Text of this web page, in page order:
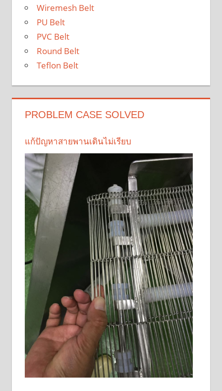
Wiremesh Belt
PU Belt
PVC Belt
Round Belt
Teflon Belt
PROBLEM CASE SOLVED
แก้ปัญหาสายพานเดินไม่เรียบ